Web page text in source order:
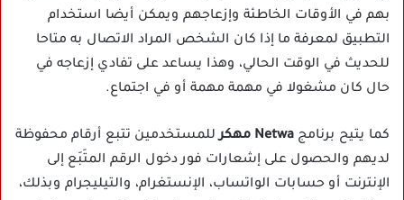
بهم في الأوقات الخاطئة وإزعاجهم ويمكن أيضا استخدام
التطبيق لمعرفة ما إذا كان الشخص المراد الاتصال به متاحا
للحديث في الوقت الحالي، وهذا يساعد على تفادي إزعاجه في
حال كان مشغولا في مهمة مهمة أو في اجتماع.
كما يتيح برنامج Netwa مهكر
للمستخدمين تتبع أرقام محفوظة
لديهم والحصول على إشعارات فور دخول الرقم المتَبَع إلى
الإنترنت أو حسابات الواتساب، الإنستغرام، والتيليجرام وبذلك،